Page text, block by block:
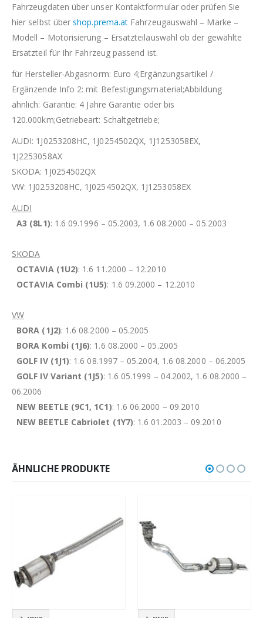
Fahrzeugdaten über unser Kontaktformular oder prüfen Sie
hier selbst übershop.prema.at Fahrzeugauswahl – Marke –
Modell – Motorisierung – Ersatzteilauswahl ob der gewählte
Ersatzteil für Ihr Fahrzeug passend ist.
für Hersteller-Abgasnorm: Euro 4;Ergänzungsartikel /
Ergänzende Info 2: mit Befestigungsmaterial;Abbildung
ähnlich: Garantie: 4 Jahre Garantie oder bis
120.000km;Getriebeart: Schaltgetriebe;
AUDI: 1J0253208HC, 1J0254502QX, 1J1253058EX,
1J2253058AX
SKODA: 1J0254502QX
VW: 1J0253208HC, 1J0254502QX, 1J1253058EX
AUDI
A3 (8L1): 1.6 09.1996 – 05.2003, 1.6 08.2000 – 05.2003
SKODA
OCTAVIA (1U2): 1.6 11.2000 – 12.2010
OCTAVIA Combi (1U5): 1.6 09.2000 – 12.2010
VW
BORA (1J2): 1.6 08.2000 – 05.2005
BORA Kombi (1J6): 1.6 08.2000 – 05.2005
GOLF IV (1J1): 1.6 08.1997 – 05.2004, 1.6 08.2000 – 06.2005
GOLF IV Variant (1J5): 1.6 05.1999 – 04.2002, 1.6 08.2000 –
06.2006
NEW BEETLE (9C1, 1C1): 1.6 06.2000 – 09.2010
NEW BEETLE Cabriolet (1Y7): 1.6 01.2003 – 09.2010
ÄHNLICHE PRODUKTE